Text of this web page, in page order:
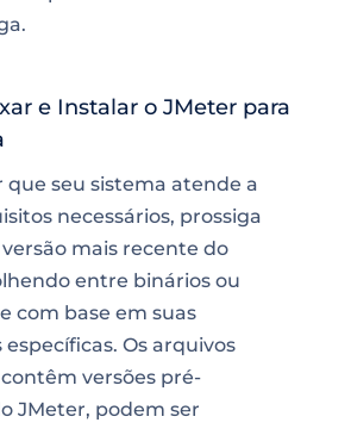
e Instalar o JMeter para
que seu sistema atende a
necessários, prossiga
mais recente do
entre binários ou
com base em suas
específicas. Os arquivos
versões pré-
JMeter, podem ser